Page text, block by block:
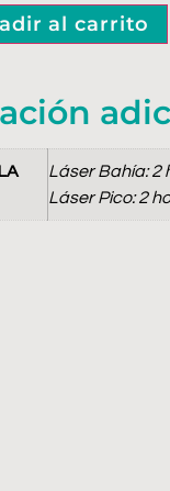
al carrito
Láser Bahía: 2
Láser Pico: 2